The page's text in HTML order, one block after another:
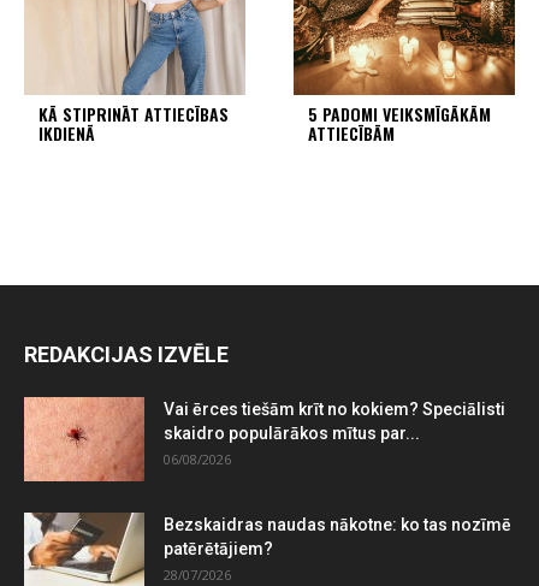
KĀ STIPRINĀT ATTIECĪBAS
IKDIENĀ
5 PADOMI VEIKSMĪGĀKĀM
ATTIECĪBĀM
REDAKCIJAS IZVĒLE
Vai ērces tiešām krīt no kokiem? Speciālisti
skaidro populārākos mītus par...
06/08/2026
Bezskaidras naudas nākotne: ko tas nozīmē
patērētājiem?
28/07/2026